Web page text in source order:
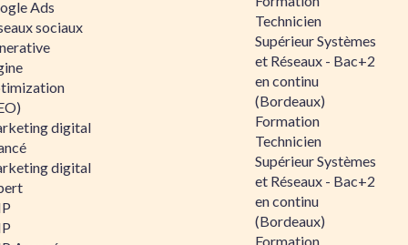
Ads
sociaux
digital
digital
Technicien
Supérieur Systèmes
et Réseaux - Bac+2
en continu
(Bordeaux)
Formation
Technicien
Supérieur Systèmes
et Réseaux - Bac+2
en continu
(Bordeaux)
Formation